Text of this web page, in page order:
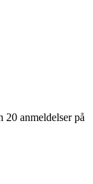
20 anmeldelser på